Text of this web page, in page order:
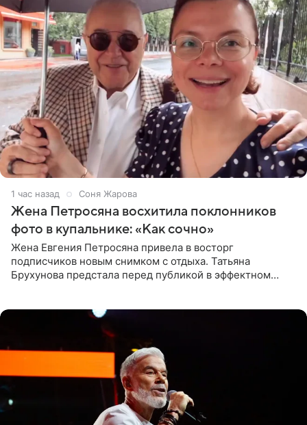
1 час назад Соня Жарова
Жена Петросяна восхитила поклонников
фото в купальнике: «Как сочно»
Жена Евгения Петросяна привела в восторг
подписчиков новым снимком с отдыха. Татьяна
Брухунова предстала перед публикой в эффектном